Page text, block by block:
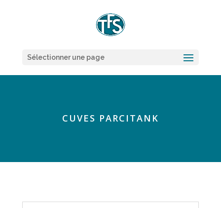
Sélectionner une page
CUVES PARCITANK